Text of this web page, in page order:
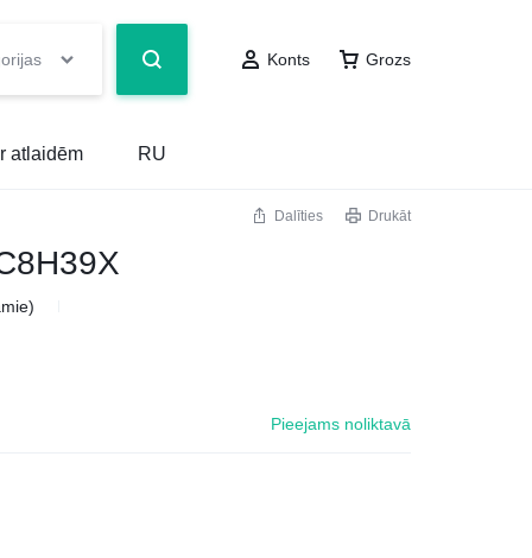
Konts Grozs
atlaidēm RU
Dalīties Drukāt
Pieejams noliktavā